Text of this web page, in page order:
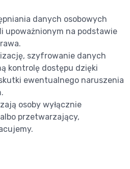
danych osobowych
upoważnionym na podstawie
szyfrowanie danych
kontrolę dostępu dzięki
ewentualnego naruszenia
osoby wyłącznie
przetwarzający,